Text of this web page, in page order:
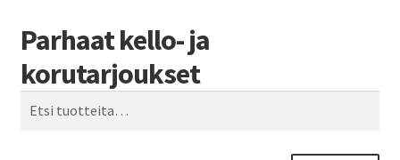
Siirry
navigointiin
Siirry
sisältöön
Parhaat kello- ja
korutarjoukset
Haku